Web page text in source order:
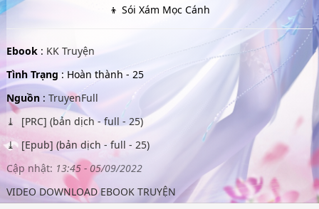
👦 Sói Xám Mọc Cánh
Ebook : KK Truyện
Tình Trạng : Hoàn thành - 25
Nguồn: TruyenFull
[PRC] (bản dịch - full - 25)
[Epub] (bản dịch - full - 25)
Cập nhật: 13:45 - 05/09/2022
VIDEO DOWNLOAD EBOOK TRUYỆN